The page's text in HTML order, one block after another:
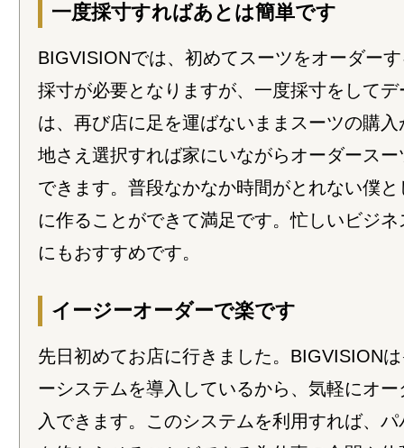
一度採寸すればあとは簡単です
BIGVISIONでは、初めてスーツをオーダー
採寸が必要となりますが、一度採寸をして
は、再び店に足を運ばないままスーツの購
地さえ選択すれば家にいながらオーダース
できます。普段なかなか時間がとれない僕
に作ることができて満足です。忙しいビジ
にもおすすめです。
イージーオーダーで楽です
先日初めてお店に行きました。BIGVISION
ーシステムを導入しているから、気軽にオ
入できます。このシステムを利用すれば、